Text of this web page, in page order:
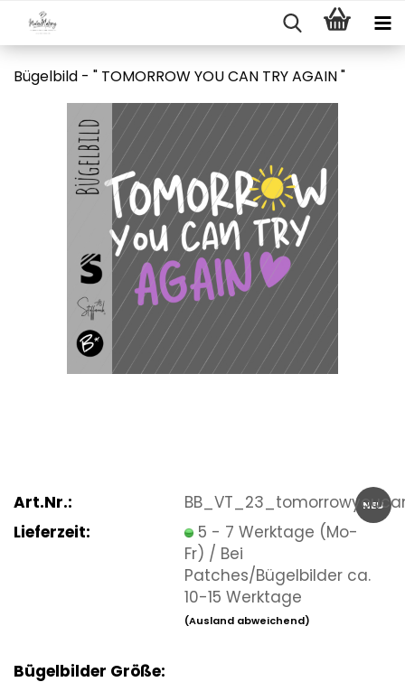
Bügelbild - " TOMORROW YOU CAN TRY AGAIN "
NEU
Art.Nr.:
Lieferzeit:
5 - 7 Werktage (Mo-
Fr) / Bei
Patches/Bügelbilder ca.
10-15 Werktage
(Ausland abweichend)
Bügelbilder Größe: